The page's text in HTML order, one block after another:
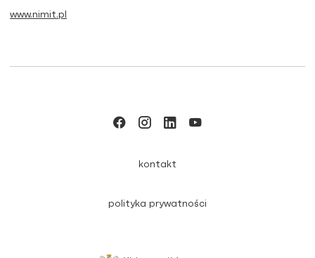
www.nimit.pl
kontakt
polityka prywatności